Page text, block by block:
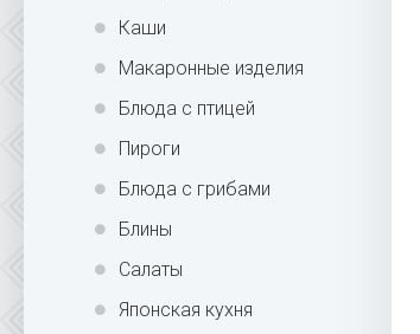
Каши
Макаронные изделия
Блюда с птицей
Пироги
Блюда с грибами
Блины
Салаты
Японская кухня